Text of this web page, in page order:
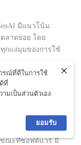
มีแนวโน้ม
ลาดย่อย โดย
กแง่มุมของการใช้
วนสำคัญของการ
โภคมากขึ้น
งการ์ทเนอร์เดือน
านบริการจะมี
ขณะที่ซอฟต์แวร์ มี
รณ์ที่ดีในการใช้
ที่
มเป็นส่วนตัวเอง
ยอมรับ